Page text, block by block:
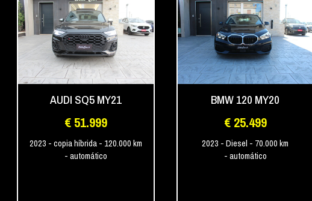
AUDI SQ5 MY21
€ 51.999
2023 - copia híbrida - 120.000 km
- automático
BMW 120 MY20
€ 25.499
2023 - Diesel - 70.000 km
- automático